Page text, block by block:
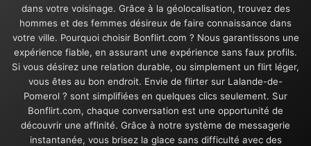
dans votre voisinage. Grâce à la géolocalisation, trouvez des
hommes et des femmes désireux de faire connaissance dans
votre ville. Pourquoi choisir Bonflirt.com ? Nous garantissons une
expérience fiable, en assurant une expérience sans faux profils.
Si vous désirez une relation durable, ou simplement un flirt léger,
vous êtes au bon endroit. Envie de flirter sur Lalande-de-
Pomerol ? sont simplifiées en quelques clics seulement. Sur
Bonflirt.com, chaque conversation est une opportunité de
découvrir une affinité. Grâce à notre système de messagerie
instantanée, vous brisez la glace sans difficulté avec des